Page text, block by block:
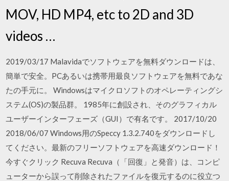
MOV, HD MP4, etc to 2D and 3D
videos …
2019/03/17 Malavidaでソフトウェアを無料ダウンロードは、
簡単で安全。PCあるいは携帯用最良ソフトウェアを無料であな
たの手元に。 Windowsはマイクロソフトのオペレーティングシ
ステム(OS)の製品群。 1985年に創設され、そのグラフィカル
ユーザーインターフェーズ（GUI）で有名です。 2017/10/20
2018/06/07 Windows用のSpeccy 1.3.2.740をダウンロードし
てください。最新のフリーソフトウェアを高速ダウンロード！
今すぐクリック Recuva Recuva（「回復」と発音）は、コンピ
ューターから誤って削除されたファイルを復元するのに役立つ